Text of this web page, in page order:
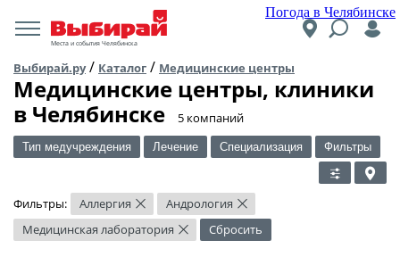
Погода в Челябинске
Места и события Челябинска
Выбирай.ру/ Каталог / Медицинские центры
Медицинские центры, клиники
в Челябинске
​5 компаний
Тип медучреждения Лечение Специализация Фильтры
Фильтры: Аллергия × Андрология ×
Медицинская лаборатория × Сбросить